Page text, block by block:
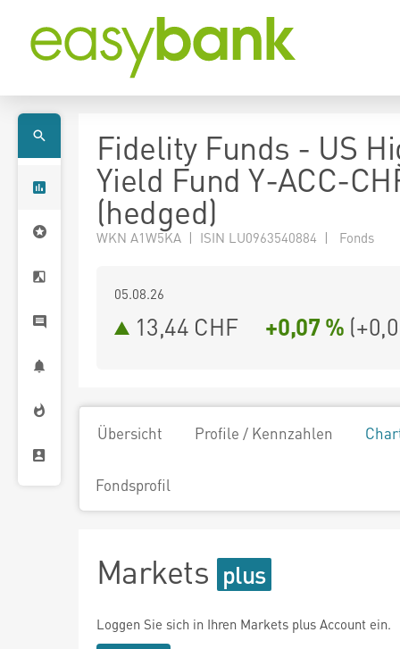
Fidelity Funds - US
Yield Fund Y-ACC-
(hedged)
WKN A1W5KA | ISIN LU0963540884 | Fonds
05.08.26
13,44 CHF +0,07 % (
Übersicht Profile / Kennzahlen
Fondsprofil
Markets
Loggen Sie sich in Ihren Markets plus Account ein.